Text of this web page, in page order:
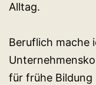
Alltag.
Beruflich mache
für frühe Bildung